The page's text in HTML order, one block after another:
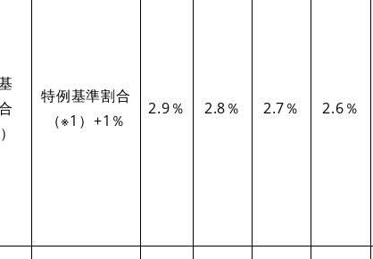
特例基準割合
（※1）+1％
2.9％ 2.8％ 2.7％ 2.6％